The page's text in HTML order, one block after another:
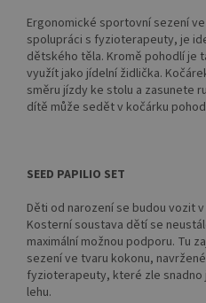
Ergonomické sportovní sezení
spolupráci s fyzioterapeuty, je
dětského těla. Kromě pohodlí je
využít jako jídelní židlička.
směru jízdy ke stolu a zasunete
dítě může sedět v kočárku
SEED PAPILIO SET
Děti od narození se budou vozit
Kosterní soustava dětí se
maximální možnou podporu. Tu
sezení ve tvaru kokonu,
fyzioterapeuty, které zle
lehu.